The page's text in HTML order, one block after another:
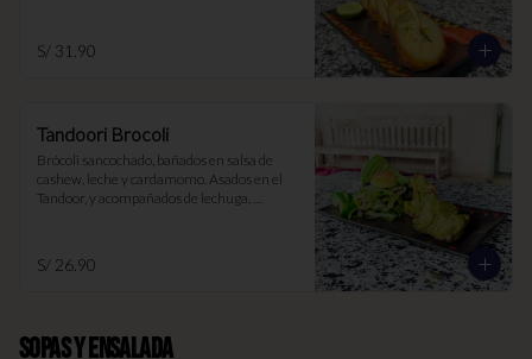
S/ 31.90
Tandoori Brocoli
Brócoli sancochado, bañados en salsa de
cashew, leche y cardamomo. Asados en el
Tandoor, y acompañados de lechuga,
S/ 26.90
SOPAS Y ENSALADA